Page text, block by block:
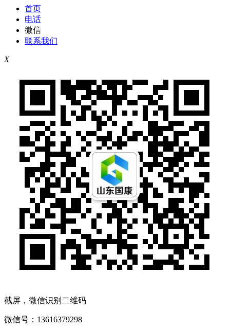
首页
电话
微信
联系我们
X
截屏，微信识别二维码
微信号： 13616379298